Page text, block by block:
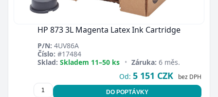
HP 873 3L Magenta Latex Ink Cartridge
P/N: 4UV86A
Číslo: #17484
Sklad: Skladem 11–50 ks • Záruka: 6 měs.
Od: 5 151 CZK bez DPH
DO POPTÁVKY